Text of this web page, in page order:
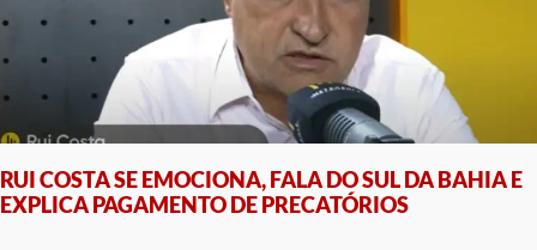
RUI COSTA SE EMOCIONA, FALA DO SUL DA BAHIA E
EXPLICA PAGAMENTO DE PRECATÓRIOS